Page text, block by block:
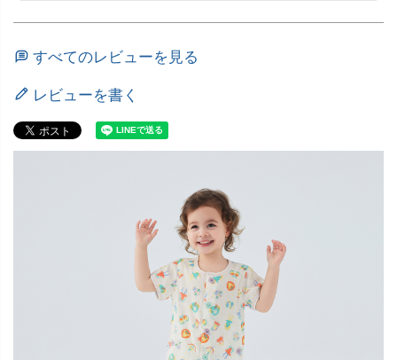
すべてのレビューを見る
レビューを書く